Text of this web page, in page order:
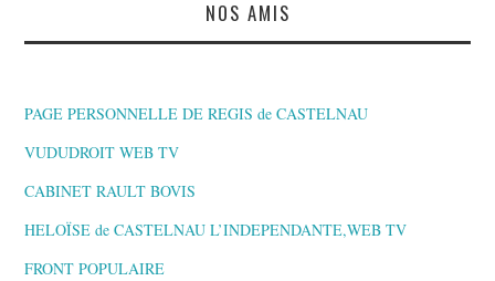
NOS AMIS
PAGE PERSONNELLE DE REGIS de CASTELNAU
VUDUDROIT WEB TV
CABINET RAULT BOVIS
HELOÏSE de CASTELNAU L’INDEPENDANTE,WEB TV
FRONT POPULAIRE